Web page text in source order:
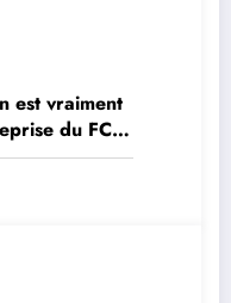
est vraiment
du FC